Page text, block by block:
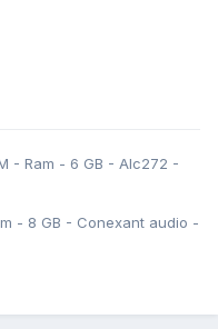
- Ram - 6 GB - Alc272 -
- 8 GB - Conexant audio -